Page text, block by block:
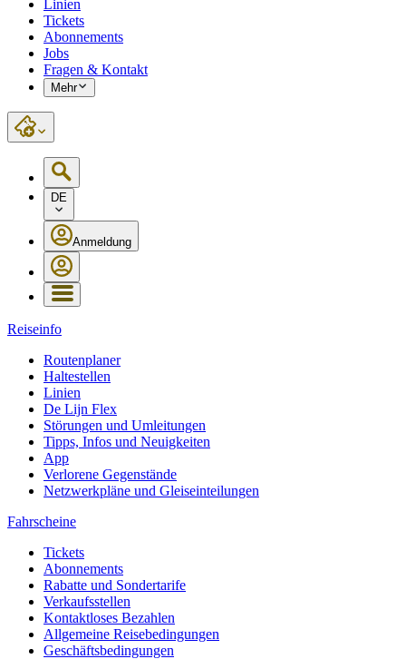
Linien
Tickets
Abonnements
Jobs
Fragen & Kontakt
Mehr
DE
Anmeldung
Reiseinfo
Routenplaner
Haltestellen
Linien
De Lijn Flex
Störungen und Umleitungen
Tipps, Infos und Neuigkeiten
App
Verlorene Gegenstände
Netzwerkpläne und Gleiseinteilungen
Fahrscheine
Tickets
Abonnements
Rabatte und Sondertarife
Verkaufsstellen
Kontaktloses Bezahlen
Allgemeine Reisebedingungen
Geschäftsbedingungen